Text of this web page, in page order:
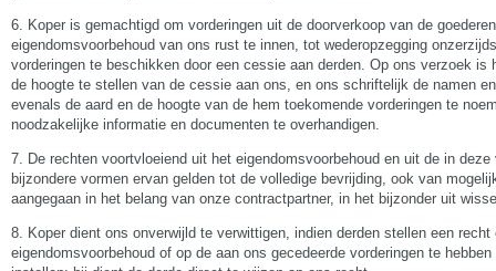
6. Koper is gemachtigd om vorderingen uit de doorverkoop van de
eigendomsvoorbehoud van ons rust te innen, tot wederopzegging
vorderingen te beschikken door een cessie aan derden. Op ons verzoek is
de hoogte te stellen van de cessie aan ons, en ons schriftelijk de namen
evenals de aard en de hoogte van de hem toekomende vorderingen te
noodzakelijke informatie en documenten te overhandigen.
7. De rechten voortvloeiend uit het eigendomsvoorbehoud en uit de in deze
bijzondere vormen ervan gelden tot de volledige bevrijding, ook van
aangegaan in het belang van onze contractpartner, in het bijzonder uit
8. Koper dient ons onverwijld te verwittigen, indien derden stellen een recht
eigendomsvoorbehoud of op de aan ons gecedeerde vorderingen te